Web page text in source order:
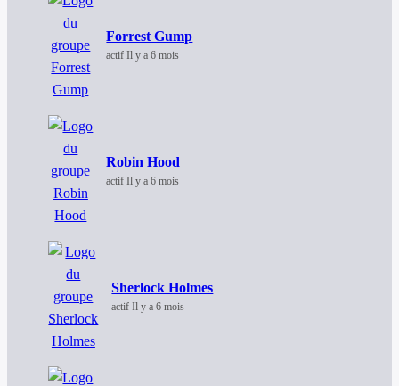
Forrest Gump
actif Il y a 6 mois
Robin Hood
actif Il y a 6 mois
Sherlock Holmes
actif Il y a 6 mois